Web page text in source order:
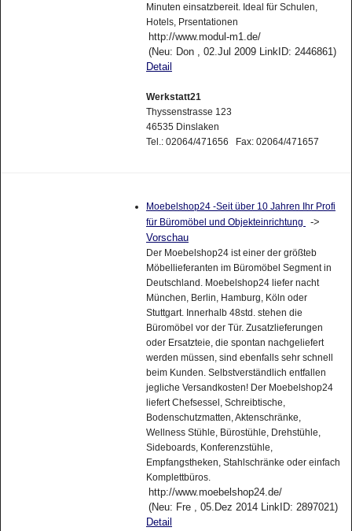
Minuten einsatzbereit. Ideal für Schulen,
Hotels, Prsentationen
http://www.modul-m1.de/
(Neu: Don , 02.Jul 2009 LinkID: 2446861)
Detail
Werkstatt21
Thyssenstrasse 123
46535 Dinslaken
Tel.: 02064/471656 Fax: 02064/471657
Moebelshop24 -Seit über 10 Jahren Ihr Profi
für Büromöbel und Objekteinrichtung
->
Vorschau
Der Moebelshop24 ist einer der größteb
Möbellieferanten im Büromöbel Segment in
Deutschland. Moebelshop24 liefer nacht
München, Berlin, Hamburg, Köln oder
Stuttgart. Innerhalb 48std. stehen die
Büromöbel vor der Tür. Zusatzlieferungen
oder Ersatzteie, die spontan nachgeliefert
werden müssen, sind ebenfalls sehr schnell
beim Kunden. Selbstverständlich entfallen
jegliche Versandkosten! Der Moebelshop24
liefert Chefsessel, Schreibtische,
Bodenschutzmatten, Aktenschränke,
Wellness Stühle, Bürostühle, Drehstühle,
Sideboards, Konferenzstühle,
Empfangstheken, Stahlschränke oder einfach
Komplettbüros.
http://www.moebelshop24.de/
(Neu: Fre , 05.Dez 2014 LinkID: 2897021)
Detail